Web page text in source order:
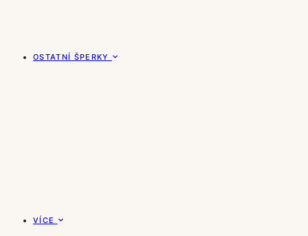
OSTATNÍ ŠPERKY
VÍCE